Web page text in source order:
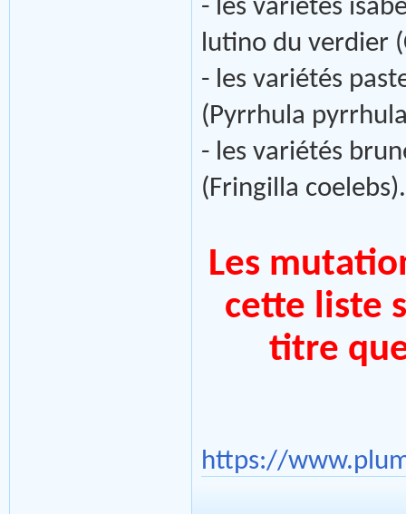
- les variétés
lutino du verdier
- les variétés
(Pyrrhula
- les variétés
(Fringilla coelebs).
Les
cette liste
titre
https://